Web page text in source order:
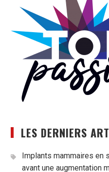
LES DERNIERS
Implants mammaires en
avant une augmentation